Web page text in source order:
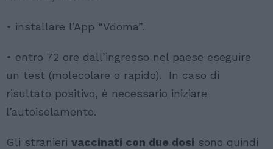
• installare l’App “Vdoma”.
• entro 72 ore dall’ingresso nel paese eseguire
un test (molecolare o rapido). In caso di
risultato positivo, è necessario iniziare
l’autoisolamento.
Gli stranieri vaccinati con due dosi sono quindi